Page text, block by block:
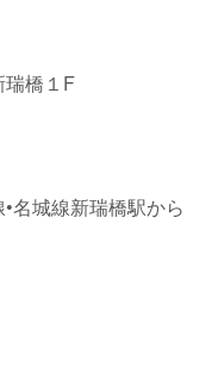
瑞橋１F
名城線新瑞橋駅から